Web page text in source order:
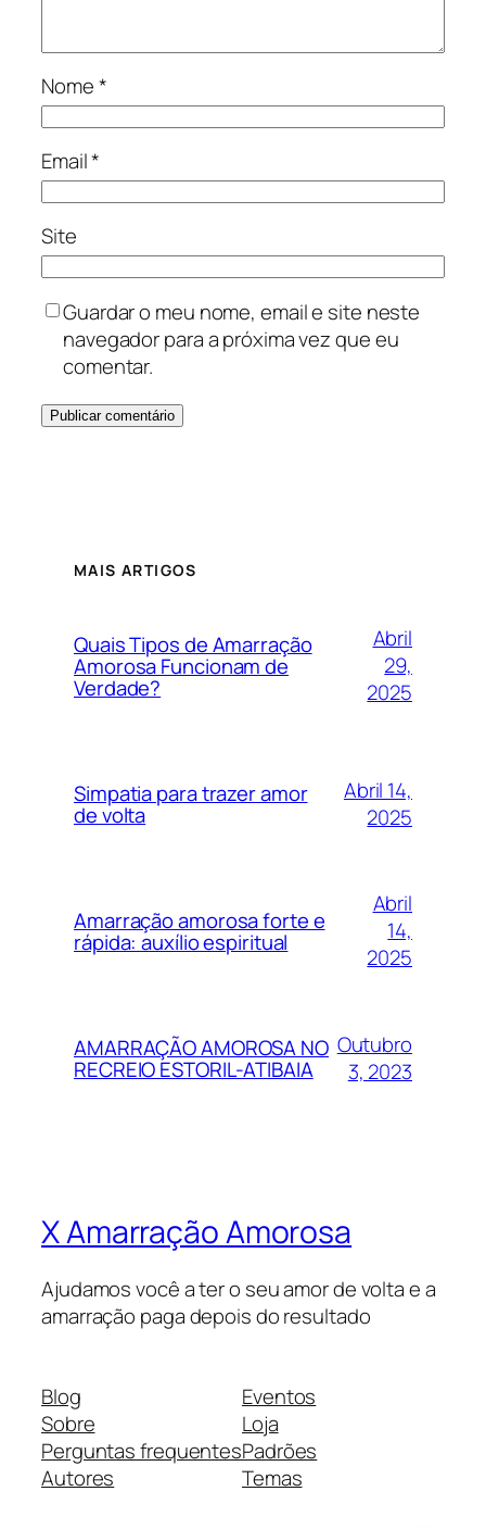
Nome*
Email*
Site
Guardar o meu nome, email e site neste
navegador para a próxima vez que eu
comentar.
MAIS ARTIGOS
Quais Tipos de Amarração
Amorosa Funcionam de
Verdade?
Abril
29,
2025
Simpatia para trazer amor
de volta
Abril 14,
2025
Amarração amorosa forte e
rápida: auxílio espiritual
Abril
14,
2025
AMARRAÇÃO AMOROSA NO
RECREIO ESTORIL-ATIBAIA
Outubro
3, 2023
X Amarração Amorosa
Ajudamos você a ter o seu amor de volta e a
amarração paga depois do resultado
Blog
Sobre
Perguntas frequentes
Autores
Eventos
Loja
Padrões
Temas